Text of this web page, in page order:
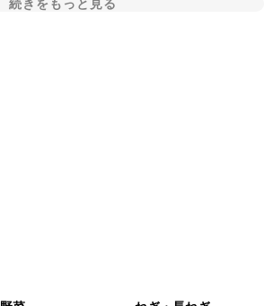
続きをもっと見る